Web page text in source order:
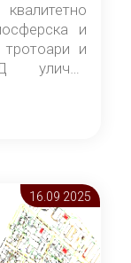
и
тротоари и
улично
16.09 2025